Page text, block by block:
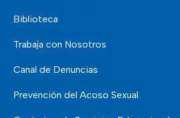
Biblioteca
Trabaja con Nosotros
Canal de Denuncias
Prevención del Acoso Sexual